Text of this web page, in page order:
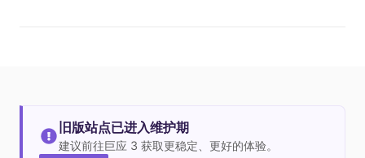
旧版站点已进入维护期
建议前往巨应 3 获取更稳定、更好的体验。